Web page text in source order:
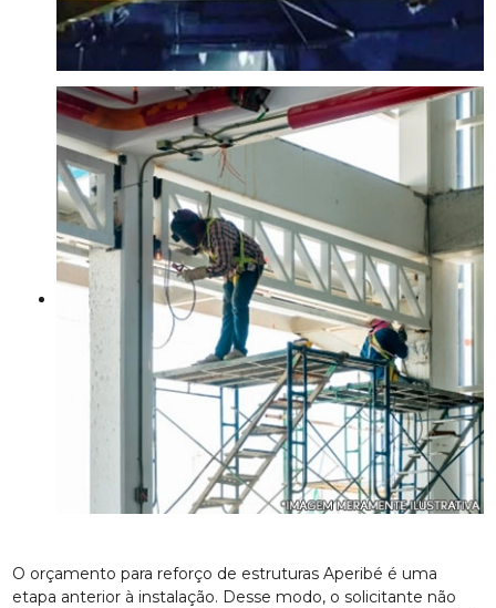
O orçamento para reforço de estruturas Aperibé é uma
etapa anterior à instalação. Desse modo, o solicitante não